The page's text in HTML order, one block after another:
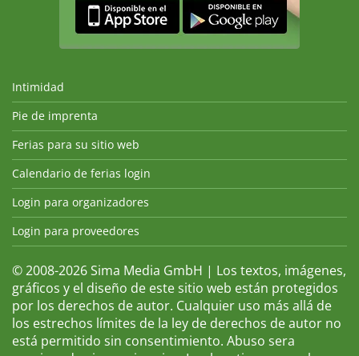
Intimidad
Pie de imprenta
Ferias para su sitio web
Calendario de ferias login
Login para organizadores
Login para proveedores
© 2008-2026 Sima Media GmbH | Los textos, imágenes,
gráficos y el diseño de este sitio web están protegidos
por los derechos de autor. Cualquier uso más allá de
los estrechos límites de la ley de derechos de autor no
está permitido sin consentimiento. Abuso sera